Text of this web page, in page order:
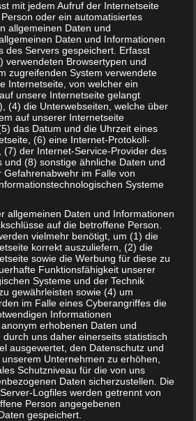
Online-Handel erworben werden.
Save
T
e
i
l
e
n
Arne
und seit Anfang an dabei. Mir
Spaß Artikel zu
Tag mache ich mich auf die
und interessanten Themen.
Wünsche habt, meldet euch
mit jedem Aufruf der Internetseite
oder ein automatisiertes
allgemeinen Daten und
Daten und Informationen
des Servers gespeichert. Erfasst
verwendeten Browsertypen und
zugreifenden System verwendete
Internetseite, von welcher ein
unsere Internetseite gelangt
(4) die Unterwebseiten, welche über
auf unserer Internetseite
das Datum und die Uhrzeit eines
(6) eine Internet-Protokoll-
(7) der Internet-Service-Provider des
und (8) sonstige ähnliche Daten und
Gefahrenabwehr im Falle von
Systeme
allgemeinen Daten und Informationen
auf die betroffene Person.
vielmehr benötigt, um (1) die
korrekt auszuliefern, (2) die
sowie die Werbung für diese zu
Funktionsfähigkeit unserer
Systeme und der Technik
gewährleisten sowie (4) um
im Falle eines Cyberangriffes die
Informationen
erhobenen Daten und
uns daher einerseits statistisch
ausgewertet, den Datenschutz und
Unternehmen zu erhöhen,
Schutzniveau für die von uns
Daten sicherzustellen. Die
Logfiles werden getrennt von
Person angegebenen
gespeichert.